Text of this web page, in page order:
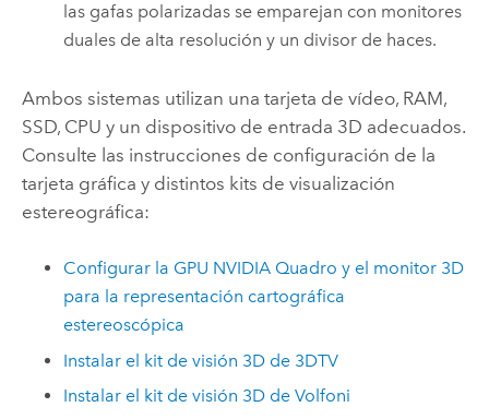
las gafas polarizadas se emparejan con monitores
duales de alta resolución y un divisor de haces.
Ambos sistemas utilizan una tarjeta de vídeo, RAM,
SSD, CPU y un dispositivo de entrada 3D adecuados.
Consulte las instrucciones de configuración de la
tarjeta gráfica y distintos kits de visualización
estereográfica:
Configurar la GPU NVIDIA Quadro y el monitor 3D
para la representación cartográfica
estereoscópica
Instalar el kit de visión 3D de 3DTV
Instalar el kit de visión 3D de Volfoni